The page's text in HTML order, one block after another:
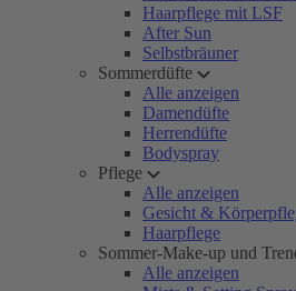
Haarpflege mit LSF
After Sun
Selbstbräuner
Sommerdüfte
Alle anzeigen
Damendüfte
Herrendüfte
Bodyspray
Pflege
Alle anzeigen
Gesicht &
Haarpflege
Sommer-Make-up und
Alle anzeigen